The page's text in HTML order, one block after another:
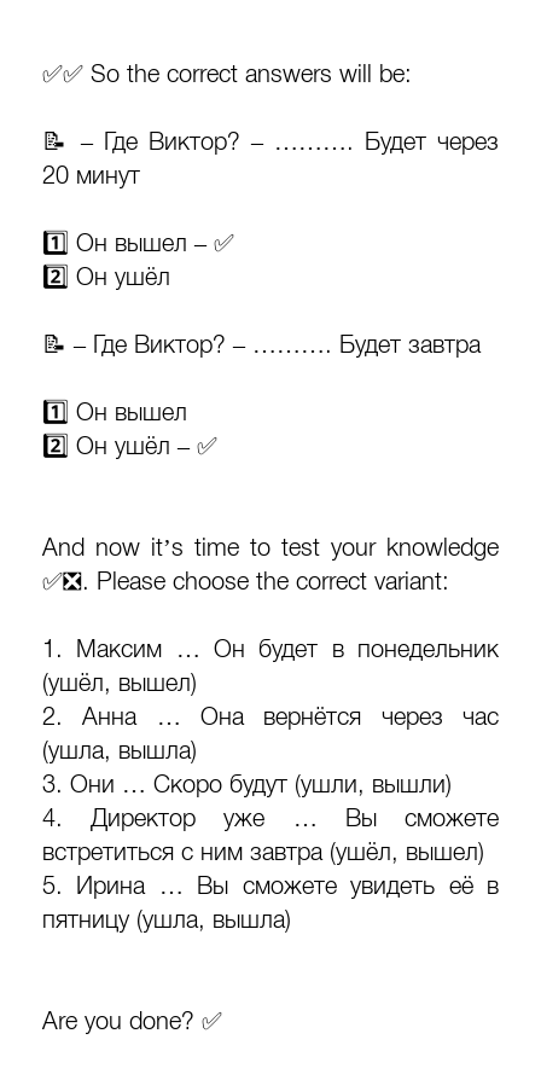
✅✅ So the correct answers will be:
📝 – Где Виктор? – ………. Будет через
20 минут
1️⃣ Он вышел – ✅
2️⃣ Он ушёл
📝 – Где Виктор? – ………. Будет завтра
1️⃣ Он вышел
2️⃣ Он ушёл – ✅
And now it’s time to test your knowledge
✅❎. Please choose the correct variant:
1. Максим … Он будет в понедельник
(ушёл, вышел)
2. Анна … Она вернётся через час
(ушла, вышла)
3. Они … Скоро будут (ушли, вышли)
4. Директор уже … Вы сможете
встретиться с ним завтра (ушёл, вышел)
5. Ирина … Вы сможете увидеть её в
пятницу (ушла, вышла)
Are you done? ✅